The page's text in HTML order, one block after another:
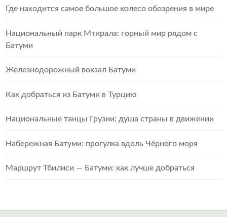
Где находится самое большое колесо обозрения в мире
Национальный парк Мтирала: горный мир рядом с
Батуми
Железнодорожный вокзал Батуми
Как добраться из Батуми в Турцию
Национальные танцы Грузии: душа страны в движении
Набережная Батуми: прогулка вдоль Чёрного моря
Маршрут Тбилиси — Батуми: как лучше добраться